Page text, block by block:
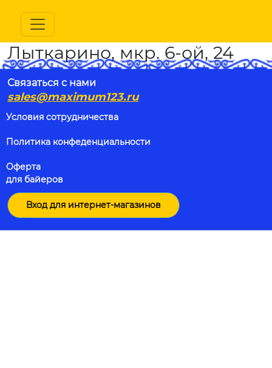
Лыткарино, мкр. 6-ой, 24
Связаться с нами
sales@maximum123.ru
Условия сотрудничества
Политика конфеденциальности
Оферта
для байеров
Вход для интернет-магазинов